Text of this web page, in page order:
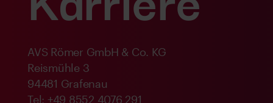
AVS Römer GmbH & Co. KG
Reismühle 3
94481 Grafenau
Tel: +49 8552 4076 291